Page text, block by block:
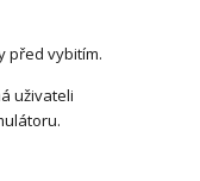
před vybitím.
uživateli